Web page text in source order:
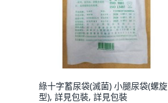
綠十字蓄尿袋(滅菌) 小腿尿袋(螺旋
型), 詳見包裝, 詳見包裝